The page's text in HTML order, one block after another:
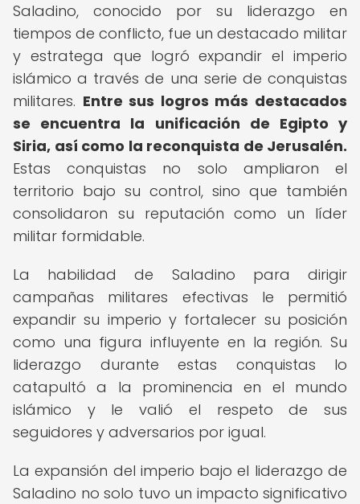
Saladino, conocido por su liderazgo en
tiempos de conflicto, fue un destacado militar
y estratega que logró expandir el imperio
islámico a través de una serie de conquistas
militares. Entre sus logros más destacados
se encuentra la unificación de Egipto y
Siria, así como la reconquista de Jerusalén.
Estas conquistas no solo ampliaron el
territorio bajo su control, sino que también
consolidaron su reputación como un líder
militar formidable.
La habilidad de Saladino para dirigir
campañas militares efectivas le permitió
expandir su imperio y fortalecer su posición
como una figura influyente en la región. Su
liderazgo durante estas conquistas lo
catapultó a la prominencia en el mundo
islámico y le valió el respeto de sus
seguidores y adversarios por igual.
La expansión del imperio bajo el liderazgo de
Saladino no solo tuvo un impacto significativo